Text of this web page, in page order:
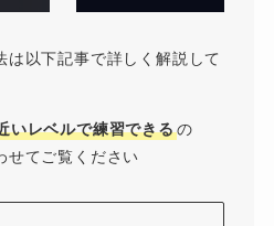
は以下記事で詳しく解説して
いレベルで練習できるの
せてご覧ください